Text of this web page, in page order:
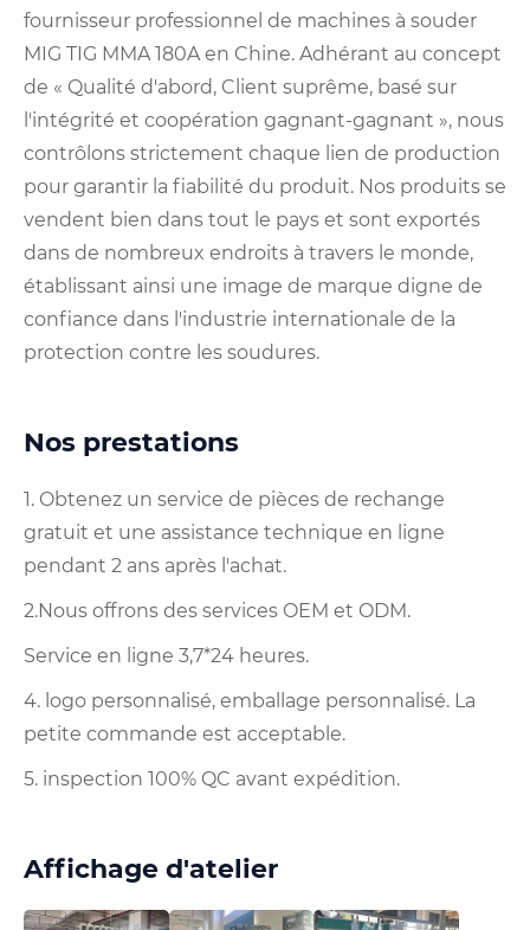
fournisseur professionnel de machines à souder
MIG TIG MMA 180A en Chine. Adhérant au concept
de « Qualité d'abord, Client suprême, basé sur
l'intégrité et coopération gagnant-gagnant », nous
contrôlons strictement chaque lien de production
pour garantir la fiabilité du produit. Nos produits se
vendent bien dans tout le pays et sont exportés
dans de nombreux endroits à travers le monde,
établissant ainsi une image de marque digne de
confiance dans l'industrie internationale de la
protection contre les soudures.
Nos prestations
1. Obtenez un service de pièces de rechange
gratuit et une assistance technique en ligne
pendant 2 ans après l'achat.
2.Nous offrons des services OEM et ODM.
Service en ligne 3,7*24 heures.
4. logo personnalisé, emballage personnalisé. La
petite commande est acceptable.
5. inspection 100% QC avant expédition.
Affichage d'atelier